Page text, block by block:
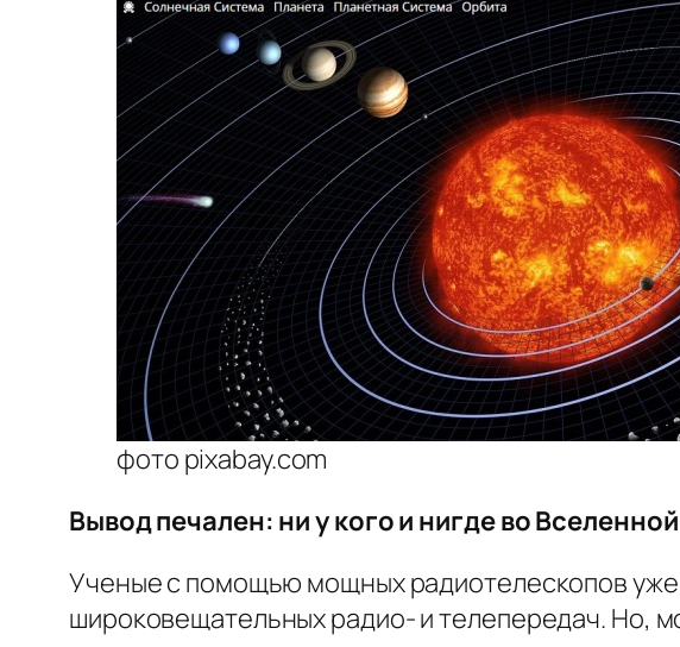
фото pixabay.com
Вывод печален: ни у кого и нигде во
Ученые с помощью мощных радиотелескопов уже
широковещательных радио- и телепередач. Но,